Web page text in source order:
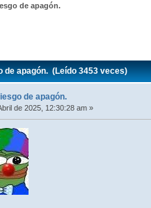
de apagón.
de apagón. (Leído 3453 veces)
de apagón.
de 2025, 12:30:28 am »